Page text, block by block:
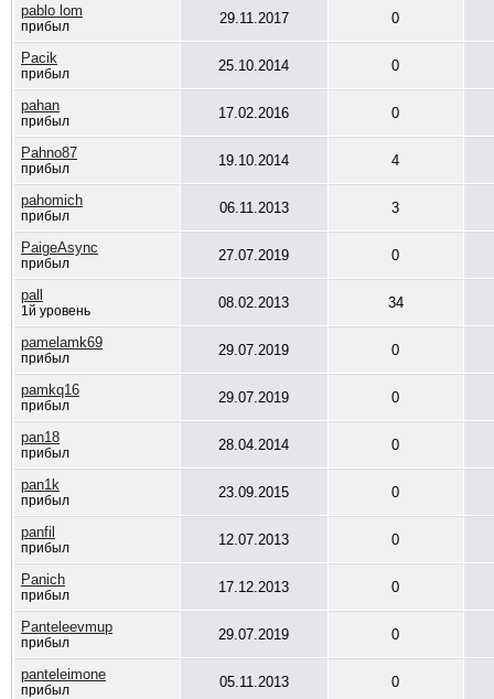
pablo lom
прибыл 29.11.2017 0
Pacik
прибыл 25.10.2014 0
pahan
прибыл 17.02.2016 0
Pahno87
прибыл 19.10.2014 4
pahomich
прибыл 06.11.2013 3
PaigeAsync
прибыл 27.07.2019 0
pall
1й уровень 08.02.2013 34
pamelamk69
прибыл 29.07.2019 0
pamkq16
прибыл 29.07.2019 0
pan18
прибыл 28.04.2014 0
pan1k
прибыл 23.09.2015 0
panfil
прибыл 12.07.2013 0
Panich
прибыл 17.12.2013 0
Panteleevmup
прибыл 29.07.2019 0
panteleimone
прибыл 05.11.2013 0